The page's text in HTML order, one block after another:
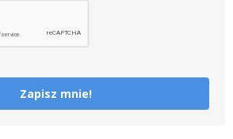
Zapisz mnie!